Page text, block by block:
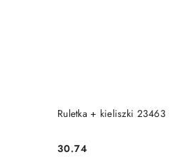
Ruletka + kieliszki 23463
Cena:
30.74
PRODUKT